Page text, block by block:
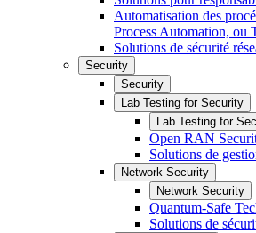
Automatisation des
Process Automation, ou
Solutions de sécurité
Security
Security
Lab Testing for Security
Lab Testing for
Open RAN
Solutions de
Network Security
Network Security
Quantum-Safe
Solutions de